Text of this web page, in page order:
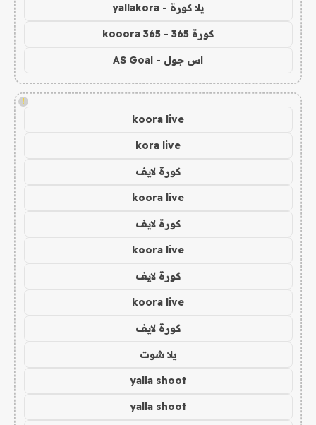
يلا كورة - yallakora
كورة 365 - kooora 365
اس جول - AS Goal
!
koora live
kora live
كورة لايف
koora live
كورة لايف
koora live
كورة لايف
koora live
كورة لايف
يلا شوت
yalla shoot
yalla shoot